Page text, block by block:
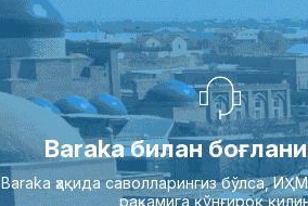
Baraka билан
Baraka ҳақида саволларингиз бўлса,
рақамига қўнғироқ